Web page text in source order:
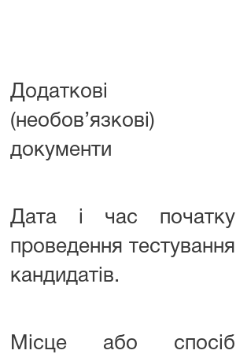
Додаткові
(необов’язкові)
документи
Дата і час початку
проведення тестування
кандидатів.
Місце або спосіб